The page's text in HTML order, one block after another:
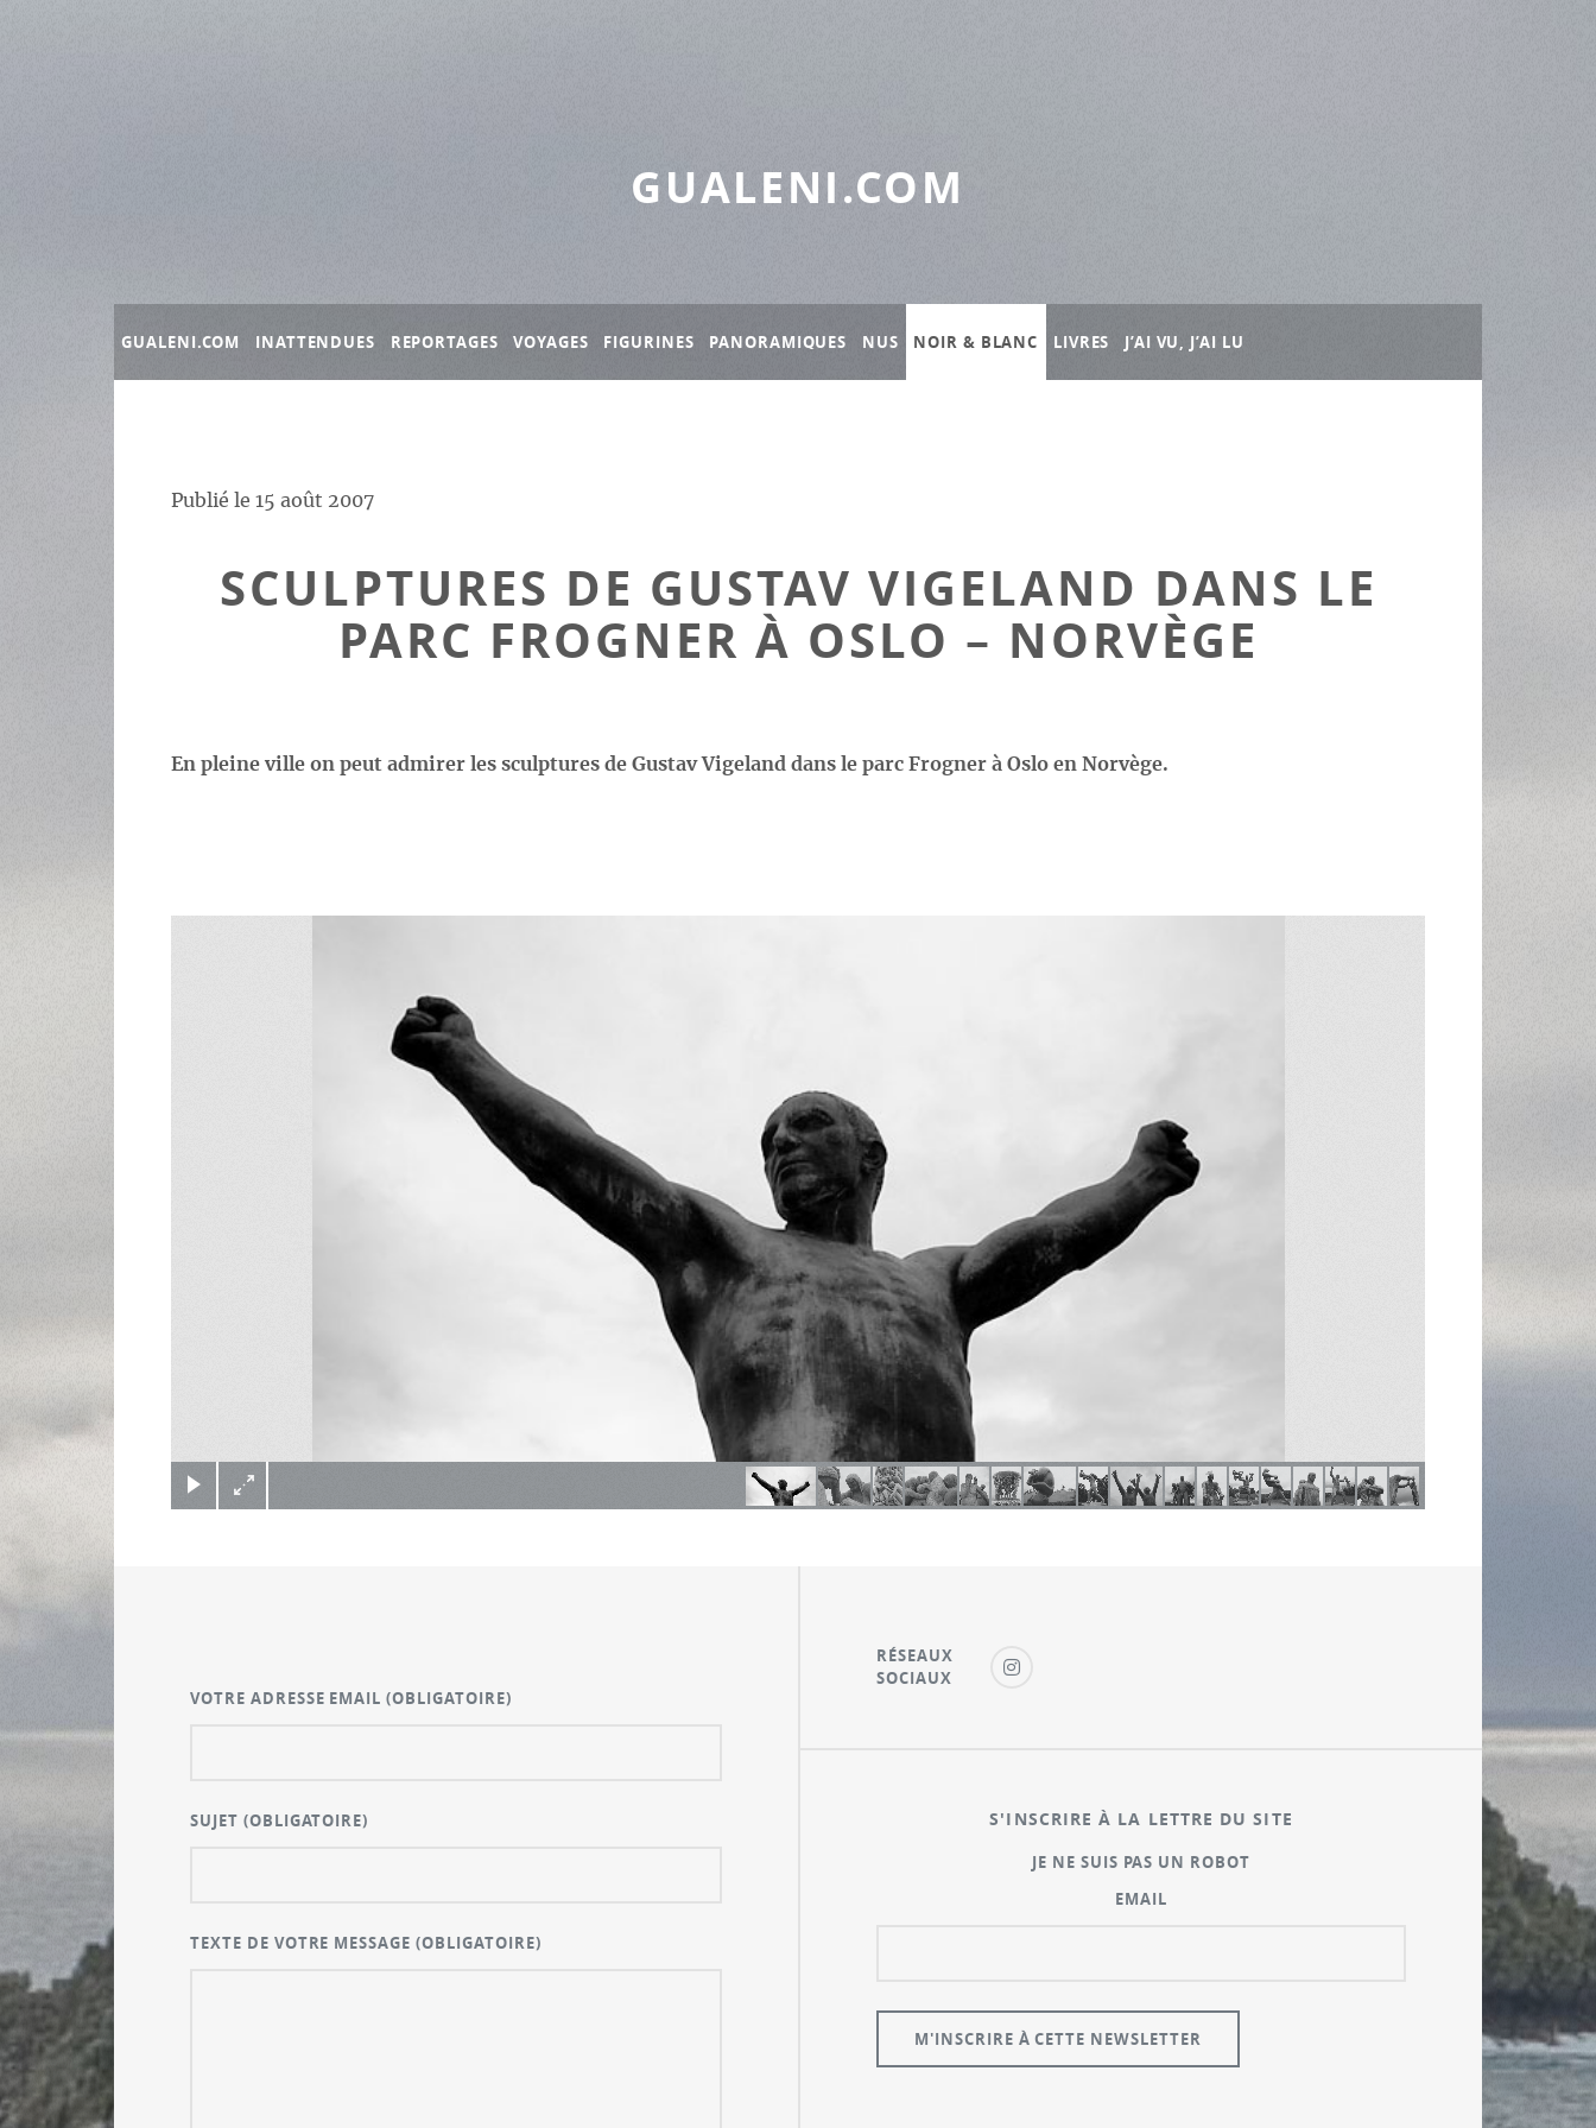
GUALENI.COM
GUALENI.COM INATTENDUES REPORTAGES VOYAGES FIGURINES PANORAMIQUES NUS NOIR & BLANC LIVRES J’AI VU, J’AI LU
Publié le 15 août 2007
SCULPTURES DE GUSTAV VIGELAND DANS LE
PARC FROGNER À OSLO – NORVÈGE
En pleine ville on peut admirer les sculptures de Gustav Vigeland dans le parc Frogner à Oslo en Norvège.
(c) Didier Gualeni
VOTRE ADRESSE EMAIL(OBLIGATOIRE)
SUJET (OBLIGATOIRE)
TEXTE DE VOTRE MESSAGE(OBLIGATOIRE)
RÉSEAUX
SOCIAUX
S'INSCRIRE À LA LETTRE DU SITE
JE NE SUIS PAS UN ROBOT
EMAIL